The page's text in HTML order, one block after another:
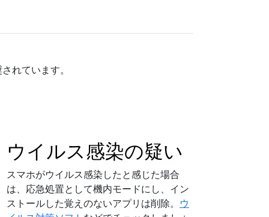
れています。
ウイルス感染の疑い
スマホがウイルス感染したと感じた場合
は、応急処置として機内モードにし、イン
ストールした覚えのないアプリは削除。 ウ